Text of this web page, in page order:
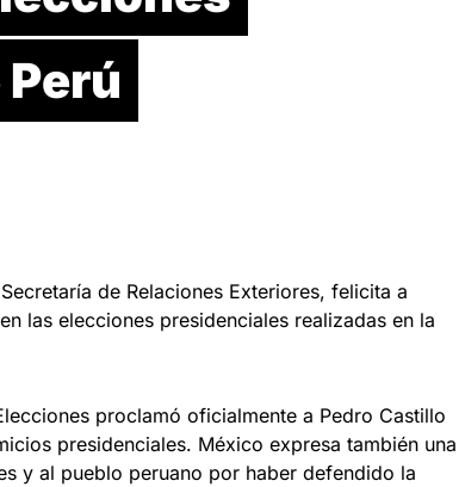
de Relaciones Exteriores, felicita a
las elecciones presidenciales realizadas en la
proclamó oficialmente a Pedro Castillo
presidenciales. México expresa también una
y al pueblo peruano por haber defendido la